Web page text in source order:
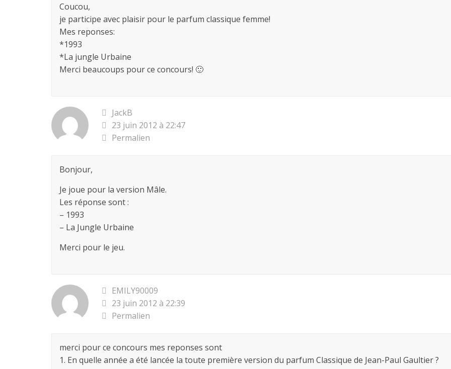
Coucou,
je participe avec plaisir pour le parfum classique femme!
Mes reponses:
*1993
*La jungle Urbaine
Merci beaucoups pour ce concours! 🙂
JackB
23 juin 2012 à 22:47
Permalien
Bonjour,
Je joue pour la version Mâle.
Les réponse sont :
– 1993
– La Jungle Urbaine
Merci pour le jeu.
EMILY90009
23 juin 2012 à 22:39
Permalien
merci pour ce concours mes reponses sont
1. En quelle année a été lancée la toute première version du parfum Classique de Jean-Paul Gaultier ?